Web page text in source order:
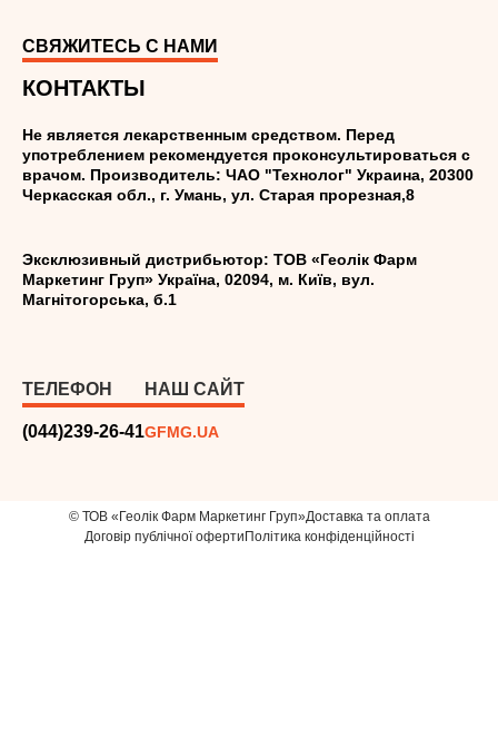
СВЯЖИТЕСЬ С НАМИ
КОНТАКТЫ
Не является лекарственным средством. Перед
употреблением рекомендуется проконсультироваться с
врачом. Производитель: ЧАО "Технолог" Украина, 20300
Черкасская обл., г. Умань, ул. Старая прорезная,8
Эксклюзивный дистрибьютор: ТОВ «Геолік Фарм
Маркетинг Груп» Україна, 02094, м. Київ, вул.
Магнітогорська, б.1
ТЕЛЕФОН
(044)239-26-41
НАШ САЙТ
GFMG.UA
© ТОВ «Геолік Фарм Маркетинг Груп»Доставка та оплата
Договір публічної офертиПолітика конфіденційності